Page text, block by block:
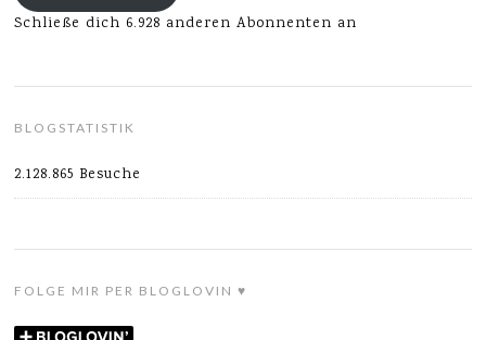
Schließe dich 6.928 anderen Abonnenten an
BLOGSTATISTIK
2.128.865 Besuche
FOLGE MIR PER BLOGLOVIN ♥